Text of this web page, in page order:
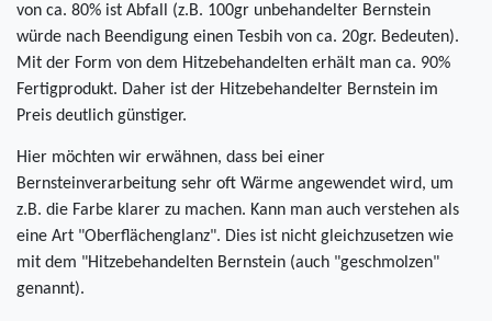
von ca. 80% ist Abfall (z.B. 100gr unbehandelter Bernstein
würde nach Beendigung einen Tesbih von ca. 20gr. Bedeuten).
Mit der Form von dem Hitzebehandelten erhält man ca. 90%
Fertigprodukt. Daher ist der Hitzebehandelter Bernstein im
Preis deutlich günstiger.
Hier möchten wir erwähnen, dass bei einer
Bernsteinverarbeitung sehr oft Wärme angewendet wird, um
z.B. die Farbe klarer zu machen. Kann man auch verstehen als
eine Art "Oberflächenglanz". Dies ist nicht gleichzusetzen wie
mit dem "Hitzebehandelten Bernstein (auch "geschmolzen"
genannt).